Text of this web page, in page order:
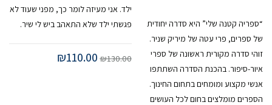
“ספריה קטנה שלי” היא סדרה יחודית
של ספרים, פרי עטה של מיריק שניר.
זוהי סדרה מקורית ראשונה של ספרי
איור-סיפור. בהכנת הסדרה השתתפו
אנשי מקצוע ומומחים בתחום החינוך.
הספרים מומלצים בחום לכל העושים
ילד. אני מעיזה לומר כך, מפני שעוד לא
פגשתי ילד שלא התאהב ביש לי שיר.
₪130.00 המחיר ₪110.00